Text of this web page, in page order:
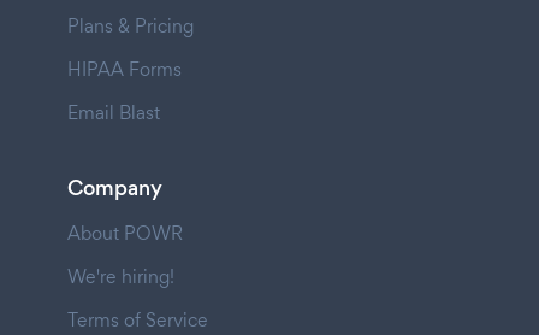
Plans & Pricing
HIPAA Forms
Email Blast
Company
About POWR
We're hiring!
Terms of Service